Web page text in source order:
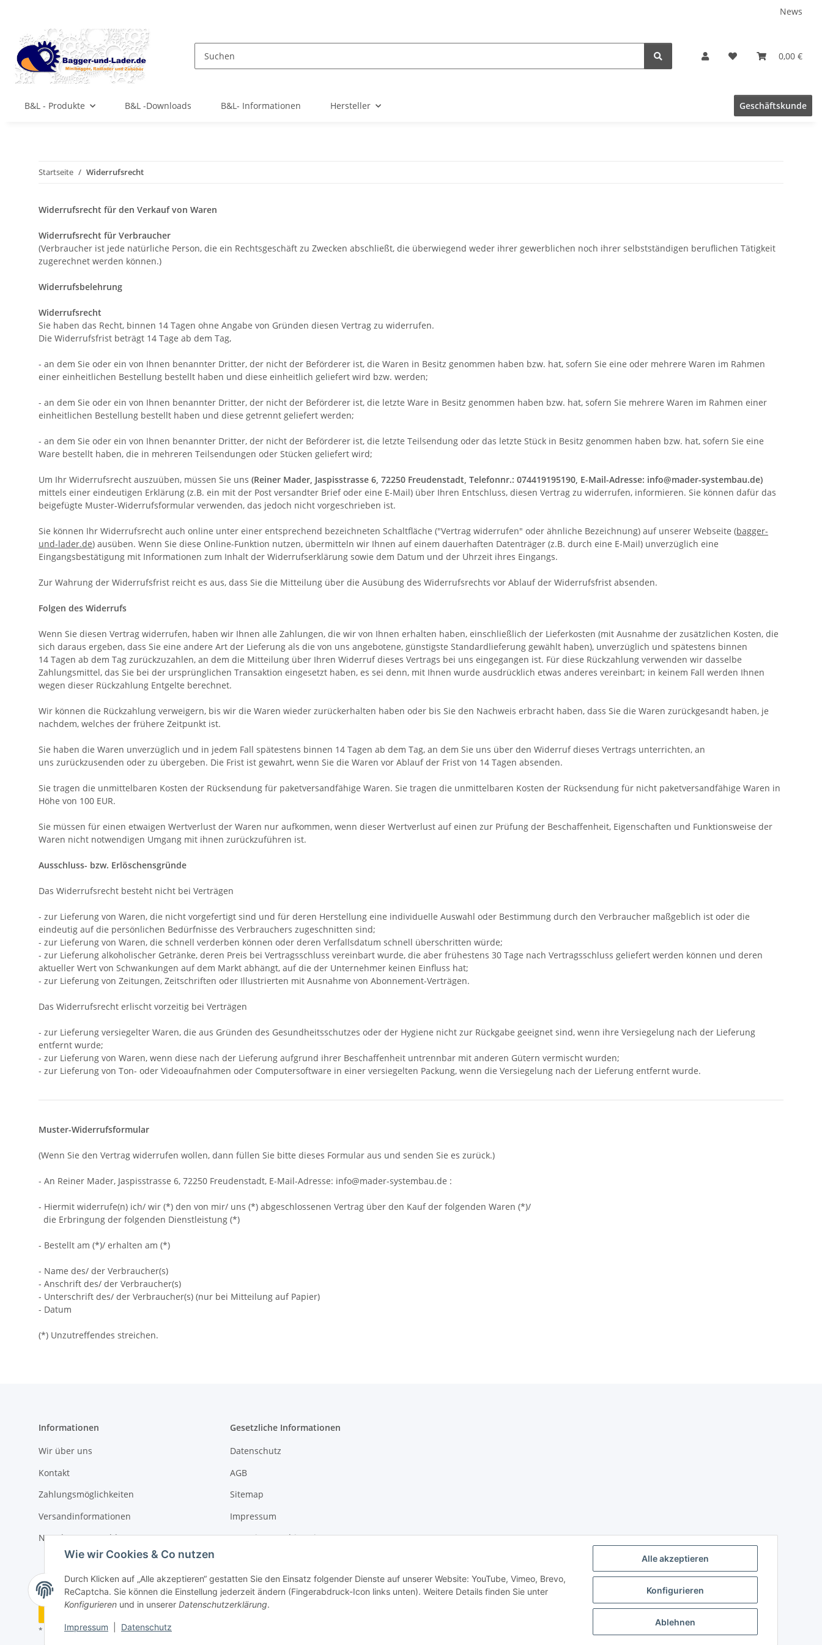
Alle akzeptieren
Konfigurieren
Ablehnen
Wie wir Cookies & Co nutzen
Durch Klicken auf „Alle akzeptieren“ gestatten Sie den Einsatz folgender Dienste auf unserer Website: YouTube, Vimeo, Brevo,
ReCaptcha. Sie können die Einstellung jederzeit ändern (Fingerabdruck-Icon links unten). Weitere Details finden Sie unter
Konfigurieren und in unserer Datenschutzerklärung.
Impressum Datenschutz
News
0,00 €
B&L - Produkte B&L -Downloads B&L- Informationen Hersteller Geschäftskunde
Startseite Widerrufsrecht
Widerrufsrecht für den Verkauf von Waren
Widerrufsrecht für Verbraucher
(Verbraucher ist jede natürliche Person, die ein Rechtsgeschäft zu Zwecken abschließt, die überwiegend weder ihrer gewerblichen noch ihrer selbstständigen beruflichen Tätigkeit
zugerechnet werden können.)
Widerrufsbelehrung
Widerrufsrecht
Sie haben das Recht, binnen 14 Tagen ohne Angabe von Gründen diesen Vertrag zu widerrufen.
Die Widerrufsfrist beträgt 14 Tage ab dem Tag,
- an dem Sie oder ein von Ihnen benannter Dritter, der nicht der Beförderer ist, die Waren in Besitz genommen haben bzw. hat, sofern Sie eine oder mehrere Waren im Rahmen
einer einheitlichen Bestellung bestellt haben und diese einheitlich geliefert wird bzw. werden;
- an dem Sie oder ein von Ihnen benannter Dritter, der nicht der Beförderer ist, die letzte Ware in Besitz genommen haben bzw. hat, sofern Sie mehrere Waren im Rahmen einer
einheitlichen Bestellung bestellt haben und diese getrennt geliefert werden;
- an dem Sie oder ein von Ihnen benannter Dritter, der nicht der Beförderer ist, die letzte Teilsendung oder das letzte Stück in Besitz genommen haben bzw. hat, sofern Sie eine
Ware bestellt haben, die in mehreren Teilsendungen oder Stücken geliefert wird;
Um Ihr Widerrufsrecht auszuüben, müssen Sie uns (Reiner Mader, Jaspisstrasse 6, 72250 Freudenstadt, Telefonnr.: 074419195190, E-Mail-Adresse: info@mader-systembau.de)
mittels einer eindeutigen Erklärung (z.B. ein mit der Post versandter Brief oder eine E-Mail) über Ihren Entschluss, diesen Vertrag zu widerrufen, informieren. Sie können dafür das
beigefügte Muster-Widerrufsformular verwenden, das jedoch nicht vorgeschrieben ist.
Sie können Ihr Widerrufsrecht auch online unter einer entsprechend bezeichneten Schaltfläche ("Vertrag widerrufen" oder ähnliche Bezeichnung) auf unserer Webseite (bagger-
und-lader.de) ausüben. Wenn Sie diese Online-Funktion nutzen, übermitteln wir Ihnen auf einem dauerhaften Datenträger (z.B. durch eine E-Mail) unverzüglich eine
Eingangsbestätigung mit Informationen zum Inhalt der Widerrufserklärung sowie dem Datum und der Uhrzeit ihres Eingangs.
Zur Wahrung der Widerrufsfrist reicht es aus, dass Sie die Mitteilung über die Ausübung des Widerrufsrechts vor Ablauf der Widerrufsfrist absenden.
Folgen des Widerrufs
Wenn Sie diesen Vertrag widerrufen, haben wir Ihnen alle Zahlungen, die wir von Ihnen erhalten haben, einschließlich der Lieferkosten (mit Ausnahme der zusätzlichen Kosten, die
sich daraus ergeben, dass Sie eine andere Art der Lieferung als die von uns angebotene, günstigste Standardlieferung gewählt haben), unverzüglich und spätestens binnen
14 Tagen ab dem Tag zurückzuzahlen, an dem die Mitteilung über Ihren Widerruf dieses Vertrags bei uns eingegangen ist. Für diese Rückzahlung verwenden wir dasselbe
Zahlungsmittel, das Sie bei der ursprünglichen Transaktion eingesetzt haben, es sei denn, mit Ihnen wurde ausdrücklich etwas anderes vereinbart; in keinem Fall werden Ihnen
wegen dieser Rückzahlung Entgelte berechnet.
Wir können die Rückzahlung verweigern, bis wir die Waren wieder zurückerhalten haben oder bis Sie den Nachweis erbracht haben, dass Sie die Waren zurückgesandt haben, je
nachdem, welches der frühere Zeitpunkt ist.
Sie haben die Waren unverzüglich und in jedem Fall spätestens binnen 14 Tagen ab dem Tag, an dem Sie uns über den Widerruf dieses Vertrags unterrichten, an
uns zurückzusenden oder zu übergeben. Die Frist ist gewahrt, wenn Sie die Waren vor Ablauf der Frist von 14 Tagen absenden.
Sie tragen die unmittelbaren Kosten der Rücksendung für paketversandfähige Waren. Sie tragen die unmittelbaren Kosten der Rücksendung für nicht paketversandfähige Waren in
Höhe von 100 EUR.
Sie müssen für einen etwaigen Wertverlust der Waren nur aufkommen, wenn dieser Wertverlust auf einen zur Prüfung der Beschaffenheit, Eigenschaften und Funktionsweise der
Waren nicht notwendigen Umgang mit ihnen zurückzuführen ist.
Ausschluss- bzw. Erlöschensgründe
Das Widerrufsrecht besteht nicht bei Verträgen
- zur Lieferung von Waren, die nicht vorgefertigt sind und für deren Herstellung eine individuelle Auswahl oder Bestimmung durch den Verbraucher maßgeblich ist oder die
eindeutig auf die persönlichen Bedürfnisse des Verbrauchers zugeschnitten sind;
- zur Lieferung von Waren, die schnell verderben können oder deren Verfallsdatum schnell überschritten würde;
- zur Lieferung alkoholischer Getränke, deren Preis bei Vertragsschluss vereinbart wurde, die aber frühestens 30 Tage nach Vertragsschluss geliefert werden können und deren
aktueller Wert von Schwankungen auf dem Markt abhängt, auf die der Unternehmer keinen Einfluss hat;
- zur Lieferung von Zeitungen, Zeitschriften oder Illustrierten mit Ausnahme von Abonnement-Verträgen.
Das Widerrufsrecht erlischt vorzeitig bei Verträgen
- zur Lieferung versiegelter Waren, die aus Gründen des Gesundheitsschutzes oder der Hygiene nicht zur Rückgabe geeignet sind, wenn ihre Versiegelung nach der Lieferung
entfernt wurde;
- zur Lieferung von Waren, wenn diese nach der Lieferung aufgrund ihrer Beschaffenheit untrennbar mit anderen Gütern vermischt wurden;
- zur Lieferung von Ton- oder Videoaufnahmen oder Computersoftware in einer versiegelten Packung, wenn die Versiegelung nach der Lieferung entfernt wurde.
Muster-Widerrufsformular
(Wenn Sie den Vertrag widerrufen wollen, dann füllen Sie bitte dieses Formular aus und senden Sie es zurück.)
- An Reiner Mader, Jaspisstrasse 6, 72250 Freudenstadt, E-Mail-Adresse: info@mader-systembau.de :
- Hiermit widerrufe(n) ich/ wir (*) den von mir/ uns (*) abgeschlossenen Vertrag über den Kauf der folgenden Waren (*)/
die Erbringung der folgenden Dienstleistung (*)
- Bestellt am (*)/ erhalten am (*)
- Name des/ der Verbraucher(s)
- Anschrift des/ der Verbraucher(s)
- Unterschrift des/ der Verbraucher(s) (nur bei Mitteilung auf Papier)
- Datum
(*) Unzutreffendes streichen.
Informationen
Wir über uns
Kontakt
Zahlungsmöglichkeiten
Versandinformationen
Newsletter Anmeldung
Gesetzliche Informationen
Datenschutz
AGB
Sitemap
Impressum
Batteriegesetzhinweise
Vertrag widerrufen
* Alle Preise inkl. gesetzlicher MwSt, zzgl.